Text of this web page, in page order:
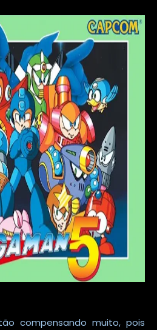
compensando muito, pois